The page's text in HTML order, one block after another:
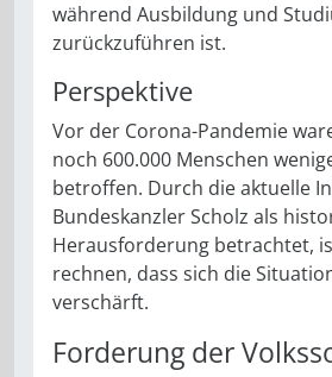
während Ausbildung und
zurückzuführen ist.
Perspektive
Vor der Corona-Pandemie
noch 600.000 Menschen
betroffen. Durch die aktuelle
Bundeskanzler Scholz als
Herausforderung betrachtet,
rechnen, dass sich die
verschärft.
Forderung der